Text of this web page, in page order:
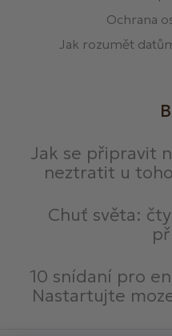
Ochrana
Jak rozumět
Jak se připravit
neztratit u
Chuť světa:
10 snídaní pro
Nastartujte